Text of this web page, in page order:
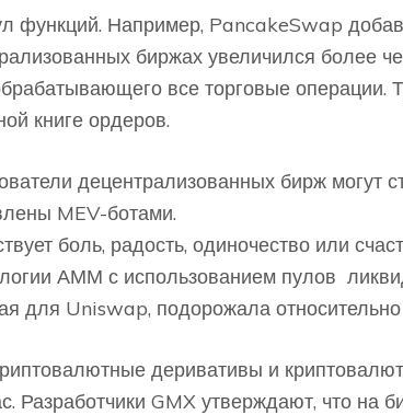
функций. Например, PancakeSwap
биржах увеличился более
все торговые операции.
книге ордеров.
децентрализованных бирж могут
MEV-ботами.
боль, радость, одиночество или
АММ с использованием пулов
для Uniswap, подорожала
деривативы и
Разработчики GMX утверждают, что на